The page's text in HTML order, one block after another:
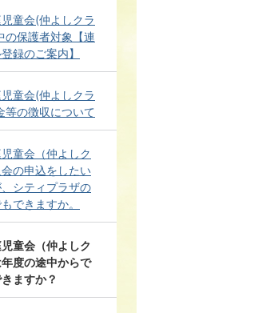
童会(仲よしクラ
の保護者対象【連
録のご案内】
童会(仲よしクラ
等の徴収について
童会（仲よしク
の申込をしたい
シティプラザの
できますか。
童会（仲よしク
度の途中からで
ますか？